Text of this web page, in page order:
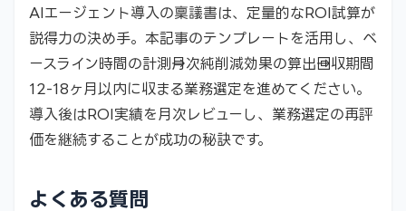
AIエージェント導入の稟議書は、定量的なROI試算が
説得力の決め手。本記事のテンプレートを活用し、ベ
ースライン時間の計測→月次純削減効果の算出→回収期間
12-18ヶ月以内に収まる業務選定を進めてください。
導入後はROI実績を月次レビューし、業務選定の再評
価を継続することが成功の秘訣です。
よくある質問